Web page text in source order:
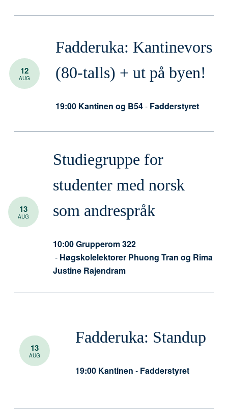
12
AUG
Fadderuka: Kantinevors
(80-talls) + ut på byen!
19:00 Kantinen og B54- Fadderstyret
13
AUG
Studiegruppe for
studenter med norsk
som andrespråk
10:00Grupperom 322
- Høgskolelektorer Phuong Tran og Rima
Justine Rajendram
13
AUG
Fadderuka: Standup
19:00 Kantinen - Fadderstyret